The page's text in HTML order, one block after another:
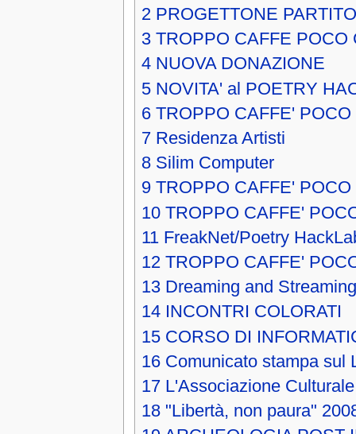
2 PROGETTONE
3 TROPPO CAFFE POCO
4 NUOVA DONAZIONE
5 NOVITA' al POETRY
6 TROPPO CAFFE'
7 Residenza Artisti
8 Silim Computer
9 TROPPO CAFFE'
10 TROPPO CAFFE'
11 FreakNet/Poetry
12 TROPPO CAFFE'
13 Dreaming and
14 INCONTRI COLORATI
15 CORSO DI
16 Comunicato stampa sul
17 L'Associazione
18 "Libertà, non paura"